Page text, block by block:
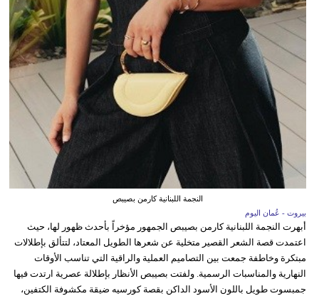
النجمة اللبنانية كارمن بصيبص
بيروت - عُمان اليوم
أبهرت النجمة اللبنانية كارمن بصيبص الجمهور مؤخراً بأحدث ظهور لها، حيث
اعتمدت قصة الشعر القصير متخلية عن شعرها الطويل المعتاد، لتتألق بإطلالات
مبتكرة وخاطفة جمعت بين التصاميم العملية والراقية التي تناسب الأوقات
النهارية والمناسبات الرسمية. ولفتت بصيبص الأنظار بإطلالة عصرية ارتدت فيها
جمبسوت طويل باللون الأسود الداكن بقصة كورسيه ضيقة مكشوفة الكتفين،